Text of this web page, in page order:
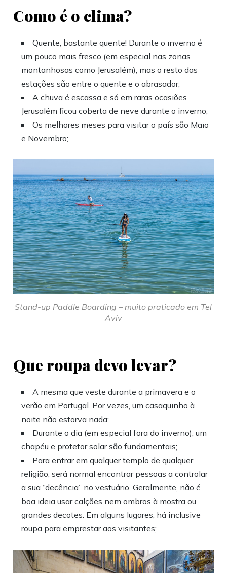
Como é o clima?
Quente, bastante quente! Durante o inverno é
um pouco mais fresco (em especial nas zonas
montanhosas como Jerusalém), mas o resto das
estações são entre o quente e o abrasador;
A chuva é escassa e só em raras ocasiões
Jerusalém ficou coberta de neve durante o inverno;
Os melhores meses para visitar o país são Maio
e Novembro;
Stand-up Paddle Boarding – muito praticado em Tel
Aviv
Que roupa devo levar?
A mesma que veste durante a primavera e o
verão em Portugal. Por vezes, um casaquinho à
noite não estorva nada;
Durante o dia (em especial fora do inverno), um
chapéu e protetor solar são fundamentais;
Para entrar em qualquer templo de qualquer
religião, será normal encontrar pessoas a controlar
a sua “decência” no vestuário. Geralmente, não é
boa ideia usar calções nem ombros à mostra ou
grandes decotes. Em alguns lugares, há inclusive
roupa para emprestar aos visitantes;